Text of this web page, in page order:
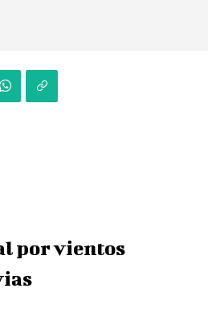
por vientos